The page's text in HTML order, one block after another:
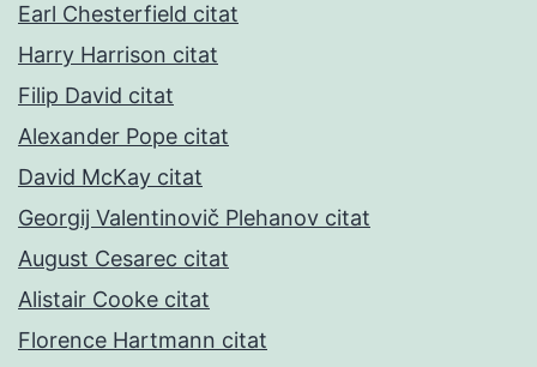
Earl Chesterfield citat
Harry Harrison citat
Filip David citat
Alexander Pope citat
David McKay citat
Georgij Valentinovič Plehanov citat
August Cesarec citat
Alistair Cooke citat
Florence Hartmann citat